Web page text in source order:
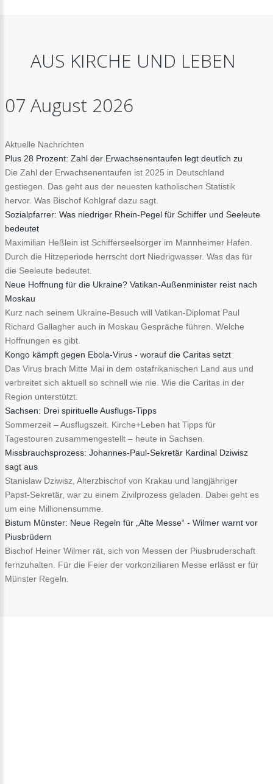
AUS KIRCHE UND LEBEN
07 August 2026
Aktuelle Nachrichten
Plus 28 Prozent: Zahl der Erwachsenentaufen legt deutlich zu
Die Zahl der Erwachsenentaufen ist 2025 in Deutschland
gestiegen. Das geht aus der neuesten katholischen Statistik
hervor. Was Bischof Kohlgraf dazu sagt.
Sozialpfarrer: Was niedriger Rhein-Pegel für Schiffer und Seeleute
bedeutet
Maximilian Heßlein ist Schifferseelsorger im Mannheimer Hafen.
Durch die Hitzeperiode herrscht dort Niedrigwasser. Was das für
die Seeleute bedeutet.
Neue Hoffnung für die Ukraine? Vatikan-Außenminister reist nach
Moskau
Kurz nach seinem Ukraine-Besuch will Vatikan-Diplomat Paul
Richard Gallagher auch in Moskau Gespräche führen. Welche
Hoffnungen es gibt.
Kongo kämpft gegen Ebola-Virus - worauf die Caritas setzt
Das Virus brach Mitte Mai in dem ostafrikanischen Land aus und
verbreitet sich aktuell so schnell wie nie. Wie die Caritas in der
Region unterstützt.
Sachsen: Drei spirituelle Ausflugs-Tipps
Sommerzeit – Ausflugszeit. Kirche+Leben hat Tipps für
Tagestouren zusammengestellt – heute in Sachsen.
Missbrauchsprozess: Johannes-Paul-Sekretär Kardinal Dziwisz
sagt aus
Stanislaw Dziwisz, Alterzbischof von Krakau und langjähriger
Papst-Sekretär, war zu einem Zivilprozess geladen. Dabei geht es
um eine Millionensumme.
Bistum Münster: Neue Regeln für „Alte Messe“ - Wilmer warnt vor
Piusbrüdern
Bischof Heiner Wilmer rät, sich von Messen der Piusbruderschaft
fernzuhalten. Für die Feier der vorkonziliaren Messe erlässt er für
Münster Regeln.